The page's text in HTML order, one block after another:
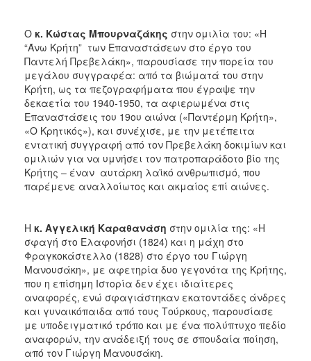
Ο κ. Κώστας Μπουρναζάκης στην ομιλία του: «Η
“Άνω Κρήτη” των Επαναστάσεων στο έργο του
Παντελή Πρεβελάκη», παρουσίασε την πορεία του
μεγάλου συγγραφέα: από τα βιώματά του στην
Κρήτη, ως τα πεζογραφήματα που έγραψε την
δεκαετία του 1940-1950, τα αφιερωμένα στις
Επαναστάσεις του 19ου αιώνα («Παντέρμη Κρήτη»,
«Ο Κρητικός»), και συνέχισε, με την μετέπειτα
εντατική συγγραφή από τον Πρεβελάκη δοκιμίων και
ομιλιών για να υμνήσει τον πατροπαράδοτο βίο της
Κρήτης – έναν αυτάρκη λαϊκό ανθρωπισμό, που
παρέμενε αναλλοίωτος και ακμαίος επί αιώνες.
Η κ. Αγγελική Καραθανάση στην ομιλία της: «Η
σφαγή στο Ελαφονήσι (1824) και η μάχη στο
Φραγκοκάστελλο (1828) στο έργο του Γιώργη
Μανουσάκη», με αφετηρία δυο γεγονότα της Κρήτης,
που η επίσημη Ιστορία δεν έχει ιδιαίτερες
αναφορές, ενώ σφαγιάστηκαν εκατοντάδες άνδρες
και γυναικόπαιδα από τους Τούρκους, παρουσίασε
με υποδειγματικό τρόπο και με ένα πολύπτυχο πεδίο
αναφορών, την ανάδειξή τους σε σπουδαία ποίηση,
από τον Γιώργη Μανουσάκη.